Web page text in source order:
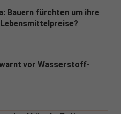
Bauern fürchten um ihre
vor Wasserstoff-